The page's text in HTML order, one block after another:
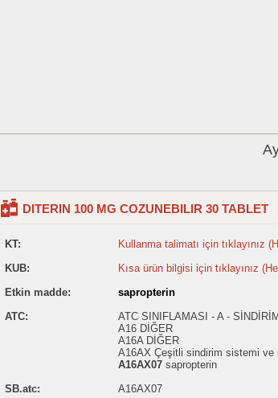
DITERIN 100 MG COZUNEBILIR 30 TABLET
KT:
Kullanma talimatı için tıklayınız
KUB:
Kısa ürün bilgisi için tıklayınız
Etkin madde:
sapropterin
ATC:
ATC SINIFLAMASI - A -
A16 DİĞER
A16A DİĞER
A16AX Çeşitli sindirim sistemi ve
A16AX07 sapropterin
SB.atc:
A16AX07